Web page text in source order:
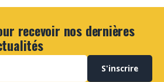
recevoir nos dernières
S'inscrire